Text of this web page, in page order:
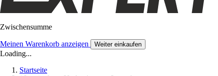
Zwischensumme
Meinen Warenkorb anzeigen Weiter einkaufen
Loading...
Startseite